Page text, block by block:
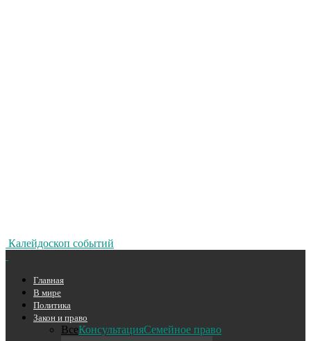
Калейдоскоп событий
Главная
В мире
Политика
Закон и право
ВсеКонсультацияСемейное право